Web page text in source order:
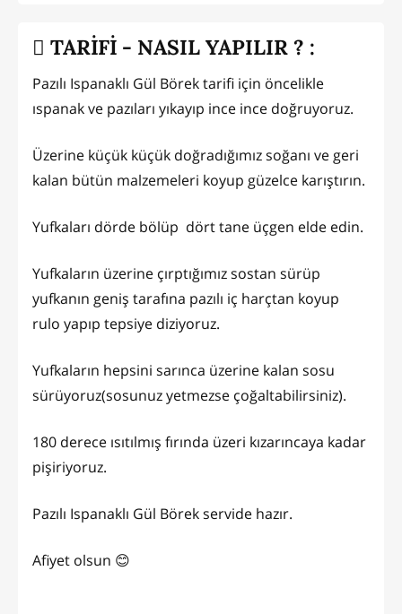
TARİFİ - NASIL YAPILIR ? :
Pazılı Ispanaklı Gül Börek tarifi için öncelikle
ıspanak ve pazıları yıkayıp ince ince doğruyoruz.
Üzerine küçük küçük doğradığımız soğanı ve geri
kalan bütün malzemeleri koyup güzelce karıştırın.
Yufkaları dörde bölüp dört tane üçgen elde edin.
Yufkaların üzerine çırptığımız sostan sürüp
yufkanın geniş tarafına pazılı iç harçtan koyup
rulo yapıp tepsiye diziyoruz.
Yufkaların hepsini sarınca üzerine kalan sosu
sürüyoruz(sosunuz yetmezse çoğaltabilirsiniz).
180 derece ısıtılmış fırında üzeri kızarıncaya kadar
pişiriyoruz.
Pazılı Ispanaklı Gül Börek servide hazır.
Afiyet olsun 😊